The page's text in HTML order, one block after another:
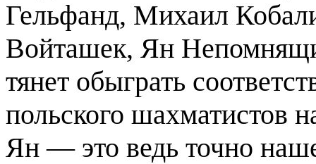
Гельфанд, Михаил
Войташек, Ян
тянет обыграть
польского шахматистов
Ян — это ведь точно